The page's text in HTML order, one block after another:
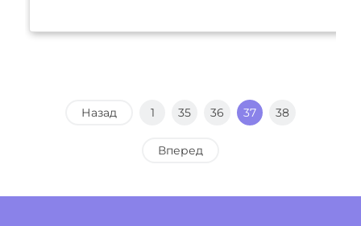
Назад 1 35 36 37 38
Вперед